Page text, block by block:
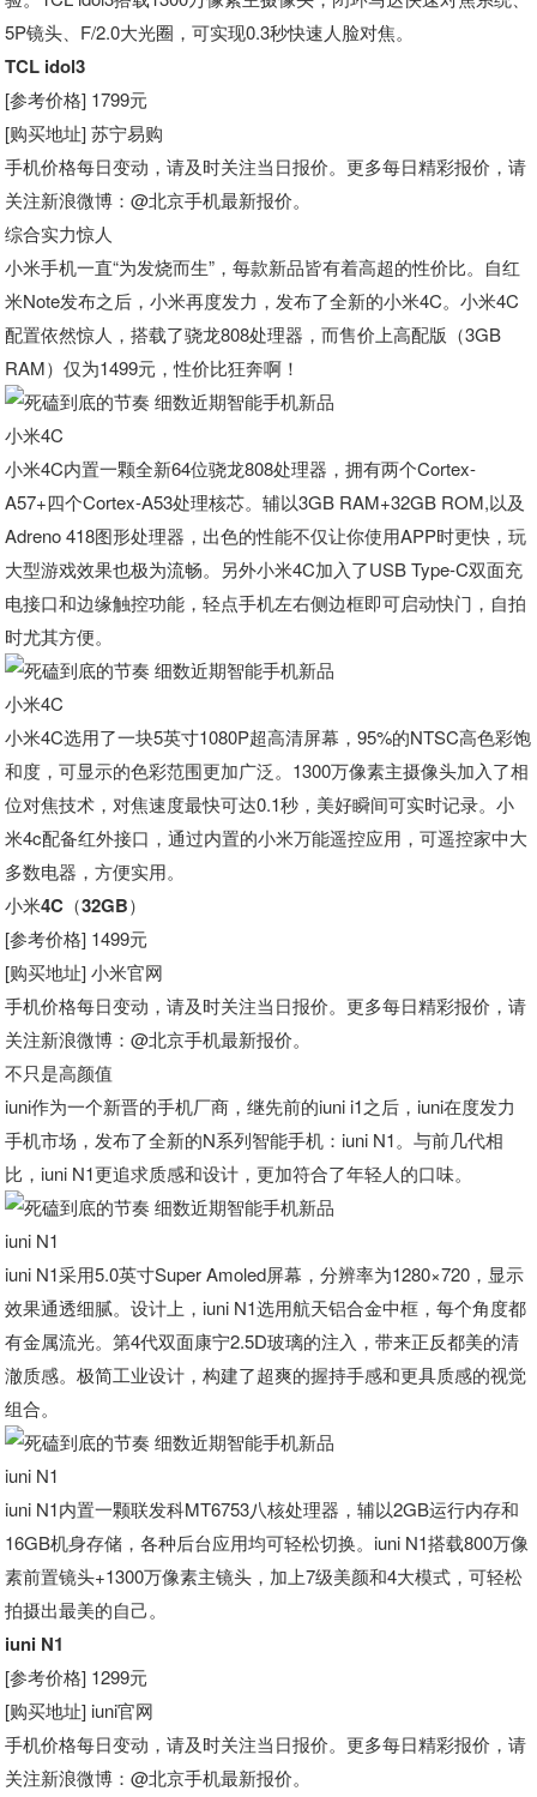
5P镜头、F/2.0大光圈，可实现0.3秒快速人脸对焦。
TCL idol3
[参考价格] 1799元
[购买地址] 苏宁易购
手机价格每日变动，请及时关注当日报价。更多每日精彩报价，请
关注新浪微博 ：@北京手机最新报价。
综合实力惊人
小米手机一直“为发烧而生”，每款新品皆有着高超的性价比。自红
米Note发布之后，小米再度发力，发布了全新的小米4C。小米4C
配置依然惊人，搭载了骁龙808处理器，而售价上高配版（3GB
RAM）仅为1499元，性价比狂奔啊！
小米4C
小米4C内置一颗全新64位骁龙808处理器，拥有两个Cortex-
A57+四个Cortex-A53处理核芯。辅以3GB RAM+32GB ROM,以及
Adreno 418图形处理器，出色的性能不仅让你使用APP时更快，玩
大型游戏效果也极为流畅。另外小米4C加入了USB Type-C双面充
电接口和边缘触控功能，轻点手机左右侧边框即可启动快门，自拍
时尤其方便。
小米4C
小米4C选用了一块5英寸1080P超高清屏幕，95%的NTSC高色彩饱
和度，可显示的色彩范围更加广泛。1300万像素主摄像头加入了相
位对焦技术，对焦速度最快可达0.1秒，美好瞬间可实时记录。小
米4c配备红外接口，通过内置的小米万能遥控应用，可遥控家中大
多数电器，方便实用。
小米4C（32GB）
[参考价格] 1499元
[购买地址] 小米官网
手机价格每日变动，请及时关注当日报价。更多每日精彩报价，请
关注新浪微博 ：@北京手机最新报价。
不只是高颜值
iuni作为一个新晋的手机厂商，继先前的iuni i1之后，iuni在度发力
手机市场，发布了全新的N系列智能手机：iuni N1。与前几代相
比，iuni N1更追求质感和设计，更加符合了年轻人的口味。
iuni N1
iuni N1采用5.0英寸Super Amoled屏幕，分辨率为1280×720，显示
效果通透细腻。设计上，iuni N1选用航天铝合金中框，每个角度都
有金属流光。第4代双面康宁2.5D玻璃的注入，带来正反都美的清
澈质感。极简工业设计，构建了超爽的握持手感和更具质感的视觉
组合。
iuni N1
iuni N1内置一颗联发科MT6753八核处理器，辅以2GB运行内存和
16GB机身存储，各种后台应用均可轻松切换。iuni N1搭载800万像
素前置镜头+1300万像素主镜头，加上7级美颜和4大模式，可轻松
拍摄出最美的自己。
iuni N1
[参考价格] 1299元
[购买地址] iuni官网
手机价格每日变动，请及时关注当日报价。更多每日精彩报价，请
关注新浪微博 ：@北京手机最新报价。